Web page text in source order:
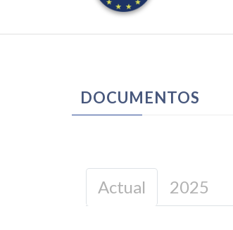
DOCUMENTOS
Actual 2025